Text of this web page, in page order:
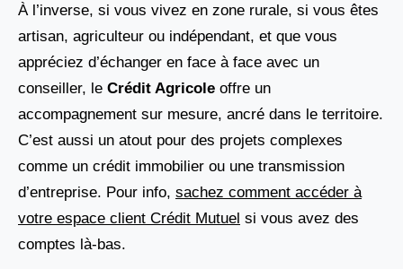
À l’inverse, si vous vivez en zone rurale, si vous êtes
artisan, agriculteur ou indépendant, et que vous
appréciez d’échanger en face à face avec un
conseiller, le Crédit Agricole offre un
accompagnement sur mesure, ancré dans le territoire.
C’est aussi un atout pour des projets complexes
comme un crédit immobilier ou une transmission
d’entreprise. Pour info, sachez comment accéder à
votre espace client Crédit Mutuel si vous avez des
comptes là-bas.